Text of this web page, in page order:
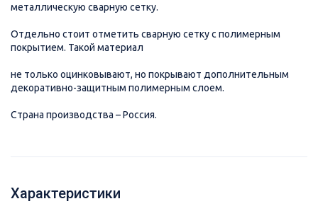
металлическую сварную сетку.
Отдельно стоит отметить сварную сетку с полимерным
покрытием. Такой материал
не только оцинковывают, но покрывают дополнительным
декоративно-защитным полимерным слоем.
Страна производства – Россия.
Характеристики